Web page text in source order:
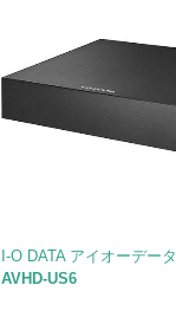
I-O DATA アイオーデータ
AVHD-US6